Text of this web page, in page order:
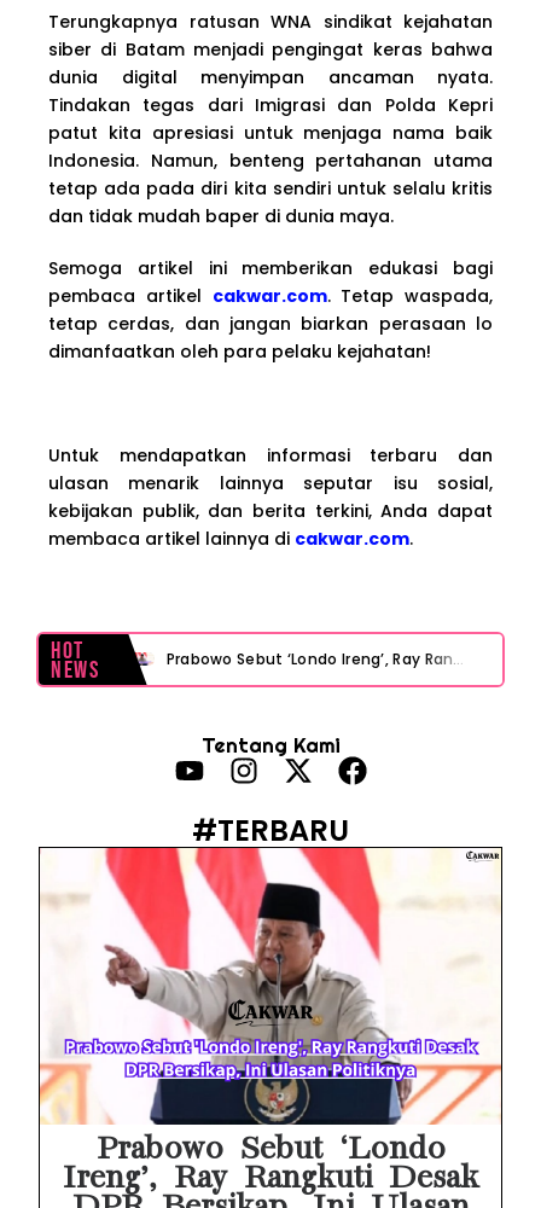
Terungkapnya ratusan WNA sindikat kejahatan
siber di Batam menjadi pengingat keras bahwa
dunia digital menyimpan ancaman nyata.
Tindakan tegas dari Imigrasi dan Polda Kepri
patut kita apresiasi untuk menjaga nama baik
Indonesia. Namun, benteng pertahanan utama
tetap ada pada diri kita sendiri untuk selalu kritis
dan tidak mudah baper di dunia maya.
Semoga artikel ini memberikan edukasi bagi
pembaca artikel cakwar.com. Tetap waspada,
tetap cerdas, dan jangan biarkan perasaan lo
dimanfaatkan oleh para pelaku kejahatan!
Untuk mendapatkan informasi terbaru dan
ulasan menarik lainnya seputar isu sosial,
kebijakan publik, dan berita terkini, Anda dapat
membaca artikel lainnya di cakwar.com.
Hot
News Prabowo Sebut ‘Londo Ireng’, Ray Rangkuti Desak DPR Bersikap, Ini Ulasan Politiknya
Baterai Apple Watch Cepat Boros? Ini Penyebab dan Cara Mengatasinya
HP Huawei Cepat Panas? Ini Penyebab Utama dan Cara Mengatasinya
HP Realme Kena Air Tidak Bisa Dicas? Jangan Langsung Charge, Ini Solusinya
Eks Jampidsus Febrie Adriansyah Tersangka Korupsi Asabri Tapi Masih Terima Gaji: Mengapa Begitu?
Tentang Kami
#TERBARU
Prabowo Sebut ‘Londo
Ireng’, Ray Rangkuti Desak